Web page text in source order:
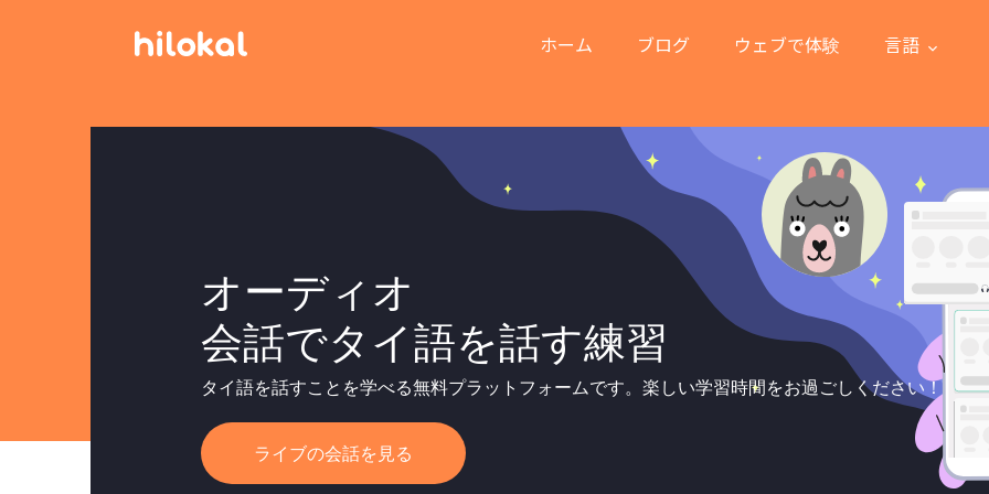
ホーム ブログ ウェブで体験 言語
オーディオ
会話でタイ語を話す練習
タイ語を話すことを学べる無料プラットフォームです。楽しい学習時間をお過ごしください！
ライブの会話を見る